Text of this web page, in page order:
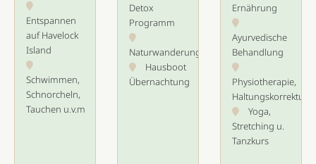
Entspannen
auf Havelock
Island
Schwimmen,
Schnorcheln,
Tauchen u.v.m
Detox
Programm
Naturwanderung
Hausboot
Übernachtung
Ernährung
Ayurvedische
Behandlung
Physiotherapie,
Haltungskorrektur
Yoga,
Stretching u.
Tanzkurs